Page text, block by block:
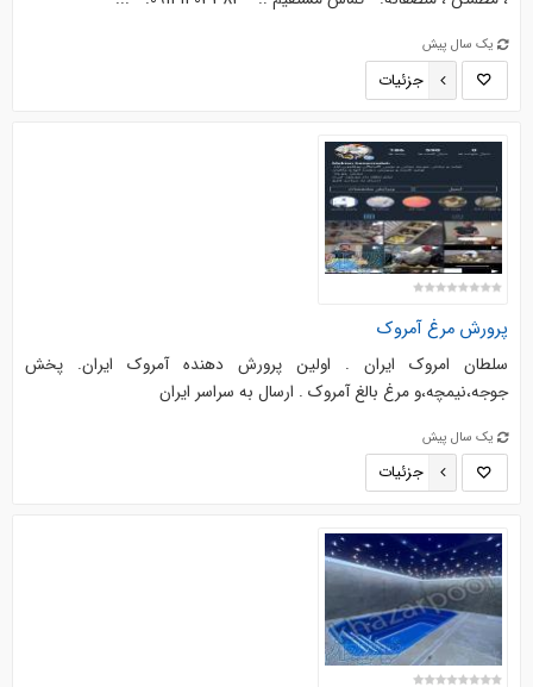
یک سال پیش
جزئیات
پرورش مرغ آمروک
سلطان امروک ایران . اولین پرورش دهنده آمروک ایران. پخش
جوجه،نیمچه،و مرغ بالغ آمروک . ارسال به سراسر ایران
یک سال پیش
جزئیات